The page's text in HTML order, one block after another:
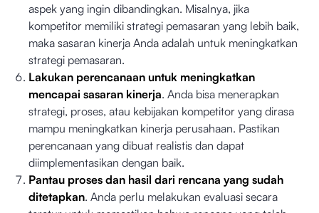
aspek yang ingin dibandingkan. Misalnya, jika
kompetitor memiliki strategi pemasaran yang lebih baik,
maka sasaran kinerja Anda adalah untuk meningkatkan
strategi pemasaran.
Lakukan perencanaan untuk meningkatkan
mencapai sasaran kinerja. Anda bisa menerapkan
strategi, proses, atau kebijakan kompetitor yang dirasa
mampu meningkatkan kinerja perusahaan. Pastikan
perencanaan yang dibuat realistis dan dapat
diimplementasikan dengan baik.
Pantau proses dan hasil dari rencana yang sudah
ditetapkan. Anda perlu melakukan evaluasi secara